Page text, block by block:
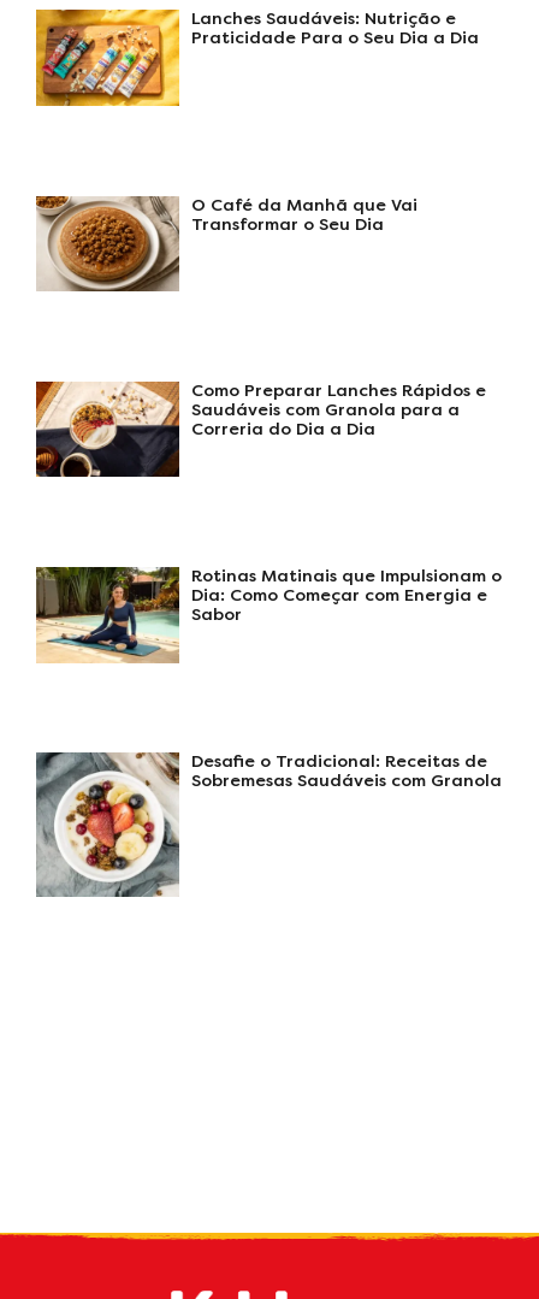
Lanches Saudáveis: Nutrição e
Praticidade Para o Seu Dia a Dia
O Café da Manhã que Vai
Transformar o Seu Dia
Como Preparar Lanches Rápidos e
Saudáveis com Granola para a
Correria do Dia a Dia
Rotinas Matinais que Impulsionam o
Dia: Como Começar com Energia e
Sabor
Desafie o Tradicional: Receitas de
Sobremesas Saudáveis com Granola